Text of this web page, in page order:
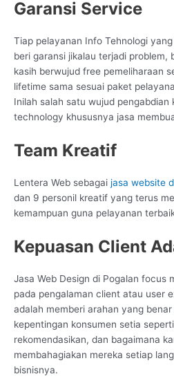
Garansi Service
Tiap pelayanan Info Tehnologi
beri garansi jikalau terjadi problem,
kasih berwujud free pemeliharaan
lifetime sama sesuai paket
Inilah salah satu wujud pengabdian
technology khususnya jasa
Team Kreatif
Lentera Web sebagai jasa website
dan 9 personil kreatif yang terus
kemampuan guna pelayanan
Kepuasan Client
Jasa Web Design di Pogalan focus
pada pengalaman client atau user
adalah memberi arahan yang
kepentingan konsumen setia
rekomendasikan, dan bagaimana
membahagiakan mereka setiap
bisnisnya.